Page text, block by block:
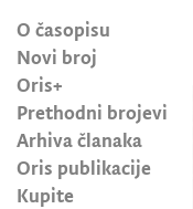
O časopisu
Novi broj
Oris+
Prethodni brojevi
Arhiva članaka
Oris publikacije
Kupite